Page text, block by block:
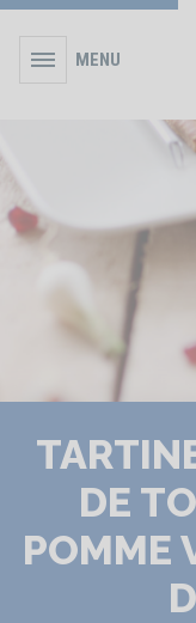
MENU
DE
POMME